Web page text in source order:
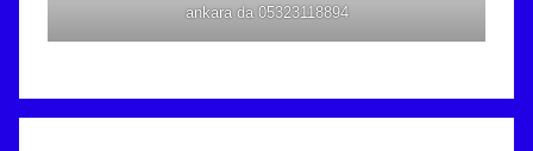
ankara da 05323118894